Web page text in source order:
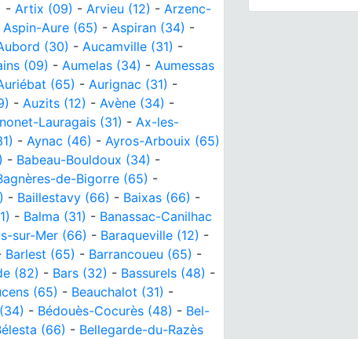
- Artix (09) - Arvieu (12) - Arzenc-
Aspin-Aure (65) - Aspiran (34) -
(30) - Aucamville (31) -
(09) - Aumelas (34) - Aumessas
(65) - Aurignac (31) -
- Auzits (12) - Avène (34) -
Lauragais (31) - Ax-les-
- Aynac (46) - Ayros-Arbouix (65)
- Babeau-Bouldoux (34) -
de-Bigorre (65) -
- Baillestavy (66) - Baixas (66) -
- Balma (31) - Banassac-Canilhac
sur-Mer (66) - Baraqueville (12) -
Barlest (65) - Barrancoueu (65) -
(82) - Bars (32) - Bassurels (48) -
(65) - Beauchalot (31) -
- Bédouès-Cocurès (48) - Bel-
(66) - Bellegarde-du-Razès